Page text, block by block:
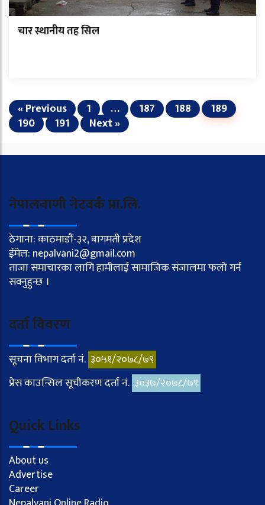
चार स्थानीय तह सिल
« Previous 1 … 187 188
189
190
191 Next »
नेपालवाणी नेटवर्क प्रा.लि.
ठेगाना: काठमाडौं-३२, बागमती प्रदेश
ईमेल: nepalvani2@gmail.com
ताजा समाचारका लागि हामीलाई सामाजिक संजालमा फलो गर्न
सक्नुहुन्छ ।
दर्ता विवरण
सूचना विभाग दर्ता नं. ३०५१/२०७८/७९
प्रेस काउन्सिल सूचीकरण दर्ता नं. ३०३७/२०७८/७९
Quick Links
About us
Advertise
Career